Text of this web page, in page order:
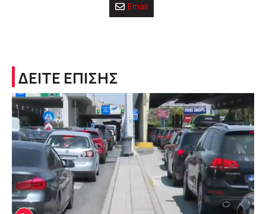
Email
ΔΕΙΤΕ ΕΠΙΣΗΣ